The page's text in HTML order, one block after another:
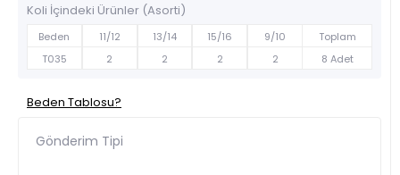
Koli İçindeki Ürünler (Asorti)
Beden 11/12 13/14 15/16 9/10
Toplam
T035
2 2 2 2 8 Adet
Beden Tablosu?
Gönderim Tipi